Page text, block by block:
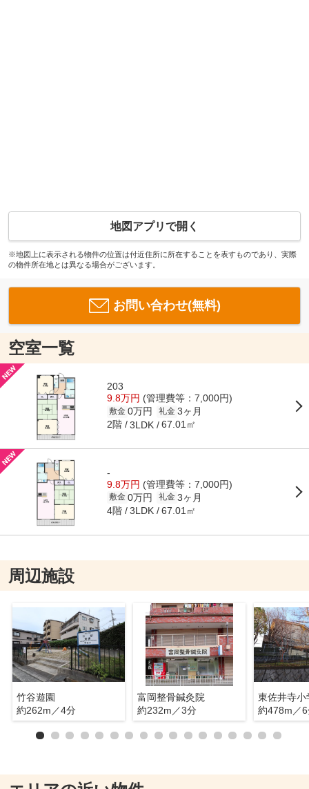
地図アプリで開く
※地図上に表示される物件の位置は付近住所に所在することを表すものであり、実際
の物件所在地とは異なる場合がございます。
お問い合わせ(無料)
空室一覧
203
9.8万円 (管理費等：7,000円)
敷金 0万円 礼金 3ヶ月
2階 3LDK 67.01㎡
-
9.8万円 (管理費等：7,000円)
敷金 0万円 礼金 3ヶ月
4階 3LDK 67.01㎡
周辺施設
竹谷遊園
約262m／4分
富岡整骨鍼灸院
約232m／3分
東佐井寺小
約478m／